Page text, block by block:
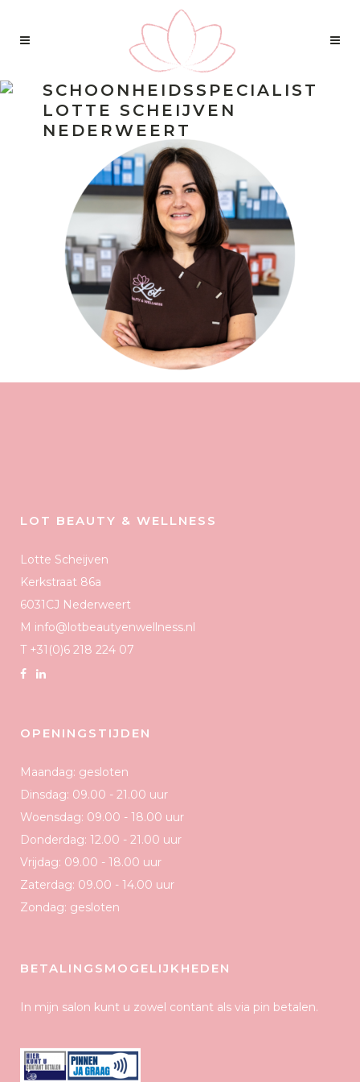
SCHOONHEIDSSPECIALIST
LOTTE SCHEIJVEN
NEDERWEERT
LOT BEAUTY & WELLNESS
Lotte Scheijven
Kerkstraat 86a
6031CJ Nederweert
M info@lotbeautyenwellness.nl
T +31(0)6 218 224 07
OPENINGSTIJDEN
Maandag: gesloten
Dinsdag: 09.00 - 21.00 uur
Woensdag: 09.00 - 18.00 uur
Donderdag: 12.00 - 21.00 uur
Vrijdag: 09.00 - 18.00 uur
Zaterdag: 09.00 - 14.00 uur
Zondag: gesloten
BETALINGSMOGELIJKHEDEN
In mijn salon kunt u zowel contant als via pin betalen.